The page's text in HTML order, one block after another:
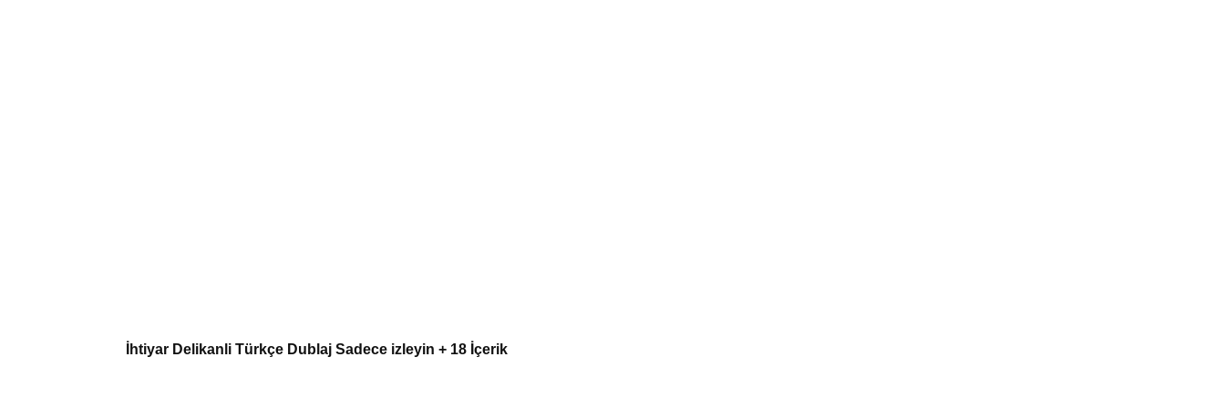
İhtiyar Delikanli Türkçe Dublaj Sadece izleyin + 18 İçerik